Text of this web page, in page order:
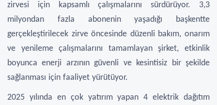
zirvesi için kapsamlı çalışmalarını sürdürüyor. 3,3
milyondan fazla abonenin yaşadığı başkentte
gerçekleştirilecek zirve öncesinde düzenli bakım, onarım
ve yenileme çalışmalarını tamamlayan şirket, etkinlik
boyunca enerji arzının güvenli ve kesintisiz bir şekilde
sağlanması için faaliyet yürütüyor.
2025 yılında en çok yatırım yapan 4 elektrik dağıtım